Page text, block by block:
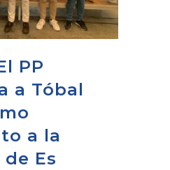
PP
a Tóbal
a la
Es